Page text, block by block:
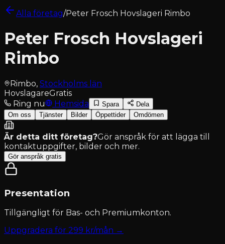
Alla företag/Peter Frosch Hovslageri Rimbo
Peter Frosch Hovslageri
Rimbo
Rimbo, Stockholms län
HovslagareGratis
Ring nu
Hemsida Spara
Dela
Om oss
Tjänster Bilder Öppettider Omdömen
Är detta ditt företag?Gör anspråk för att lägga till
kontaktuppgifter, bilder och mer.
Gör anspråk gratis
Presentation
Tillgängligt för Bas- och Premiumkonton.
Uppgradera för 299 kr/mån →